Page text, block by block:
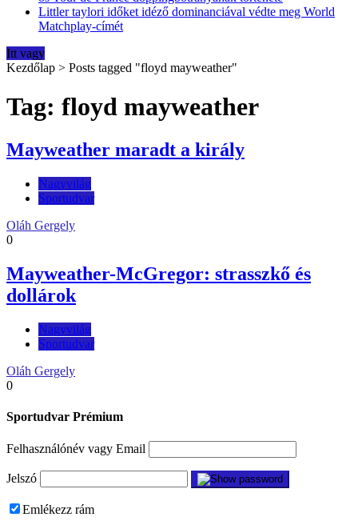
Littler taylori időket idéző dominanciával védte meg World
Matchplay-címét
Itt vagy
Kezdőlap > Posts tagged "floyd mayweather"
Tag: floyd mayweather
Mayweather maradt a király
Nagyvilág
Sportudvar
Oláh Gergely
0
Mayweather-McGregor: strasszkő és
dollárok
Nagyvilág
Sportudvar
Oláh Gergely
0
Sportudvar Prémium
Felhasználónév vagy Email
Jelszó
Emlékezz rám